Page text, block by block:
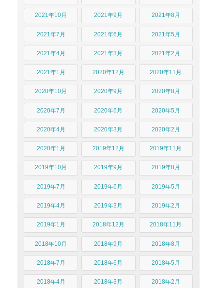
2021年10月 2021年9月 2021年8月
2021年7月 2021年6月 2021年5月
2021年4月 2021年3月 2021年2月
2021年1月 2020年12月 2020年11月
2020年10月 2020年9月 2020年8月
2020年7月 2020年6月 2020年5月
2020年4月 2020年3月 2020年2月
2020年1月 2019年12月 2019年11月
2019年10月 2019年9月 2019年8月
2019年7月 2019年6月 2019年5月
2019年4月 2019年3月 2019年2月
2019年1月 2018年12月 2018年11月
2018年10月 2018年9月 2018年8月
2018年7月 2018年6月 2018年5月
2018年4月 2018年3月 2018年2月